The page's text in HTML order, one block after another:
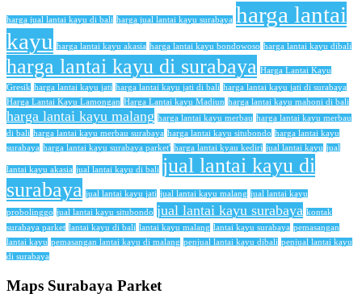
harga jual lantai kayu di bali harga jual lantai kayu surabaya harga lantai
kayu harga lantai kayu akasia harga lantai kayu bondowoso harga lantai kayu dibali
harga lantai kayu di surabaya Harga Lantai Kayu
Gresik harga lantai kayu jati harga lantai kayu jati di bali harga lantai kayu jati di surabaya
Harga Lantai Kayu Lamongan Harga Lantai kayu Madiun harga lantai kayu mahoni di bali
harga lantai kayu malang harga lantai kayu merbau harga lantai kayu merbau
di bali harga lantai kayu merbau surabaya harga lantai kayu situbondo harga lantai kayu
surabaya harga lantai kayu surabaya parket' harga lantai kyau kediri jual lantai kayu jual
lantai kayu akasia jual lantai kayu di bali jual lantai kayu di
surabaya jual lantai kayu jati jual lantai kayu malang jual lantai kayu
probolinggo jual lantai kayu situbondo jual lantai kayu surabaya kontak
surabaya parket lantai kayu di bali lantai kayu malang lantai kayu surabaya pemasangan
lantai kayu pemasangan lantai kayu di malang penjual lantai kayu dibali penjual lantai kayu
di surabaya
Maps Surabaya Parket